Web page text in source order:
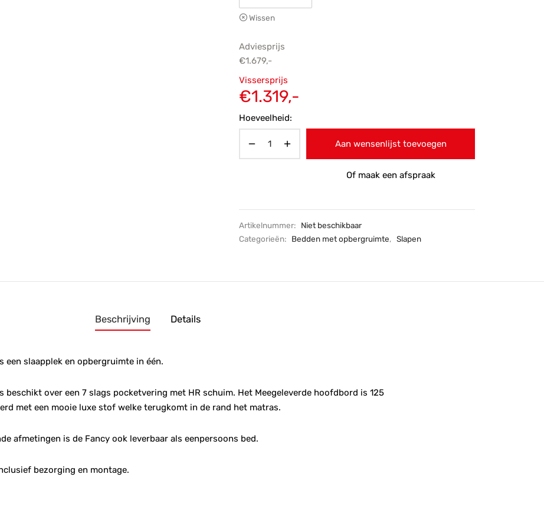
Wissen
Adviesprijs
€1.679,-
Oorspronkelijke
prijs was:
€1.679,-.
Vissersprijs
€1.319,-
€1.319,-.
Hoeveelheid:
Aan wensenlijst toevoegen
Of maak een afspraak
Artikelnummer:
Niet beschikbaar
Categorieën:
Bedden met opbergruimte, Slapen
Beschrijving Details
een slaapplek en opbergruimte in één.
beschikt over een 7 slags pocketvering met HR schuim. Het Meegeleverde hoofdbord is 125
met een mooie luxe stof welke terugkomt in de rand het matras.
afmetingen is de Fancy ook leverbaar als eenpersoons bed.
bezorging en montage.